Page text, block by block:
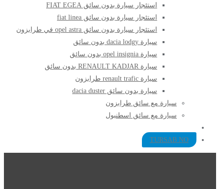
استئجار سيارة بدون سائق FIAT EGEA
استئجار سيارة بدون سائق fiat linea
استئجار سيارة بدون سائق opel astra في طرابزون
سيارة dacia lodgy بدون سائق
سيارة opel insignia بدون سائق
سيارة RENAULT KADJAR بدون سائق
سيارة renault trafic طرابزون
سيارة بدون سائق dacia duster
سيارة مع سائق طرابزون​
سيارة مع سائق اسطنبول
TURSAB NO